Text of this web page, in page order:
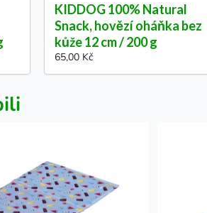
KIDDOG 100% Natural
Snack, hovězí oháňka bez
kůže 12 cm / 200 g
65,00 Kč